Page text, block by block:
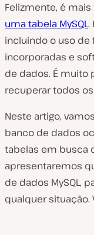
Felizmente, é
uma tabela MySQL.
incluindo o uso de
incorporadas e
de dados. É muito
recuperar todos
Neste artigo,
banco de dados
tabelas em busca
apresentaremos
de dados MySQL,
qualquer situação.